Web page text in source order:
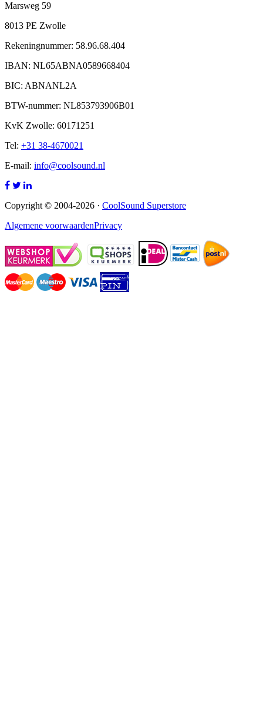
Marsweg 59
8013 PE Zwolle
Rekeningnummer: 58.96.68.404
IBAN: NL65ABNA0589668404
BIC: ABNANL2A
BTW-nummer: NL853793906B01
KvK Zwolle: 60171251
Tel: +31 38-4670021
E-mail: info@coolsound.nl
Copyright © 2004-2026 · CoolSound Superstore
Algemene voorwaardenPrivacy